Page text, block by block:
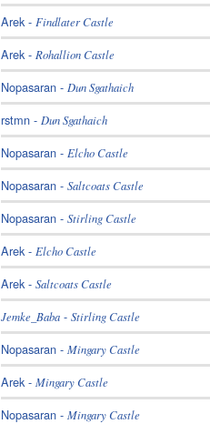
Arek-Findlater Castle
Arek-Rohallion Castle
Nopasaran -Dun Sgathaich
rstmn -Dun Sgathaich
Nopasaran -Elcho Castle
Nopasaran -Saltcoats Castle
Nopasaran -Stirling Castle
Arek-Elcho Castle
Arek-Saltcoats Castle
Jemke_Baba -Stirling Castle
Nopasaran -Mingary Castle
Arek-Mingary Castle
Nopasaran -Mingary Castle